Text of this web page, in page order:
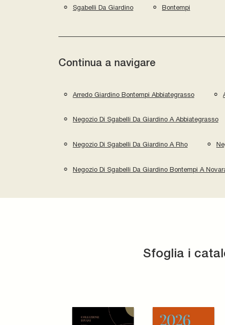
Sgabelli Da Giardino Bontempi
Continua a navigare
Arredo Giardino Bontempi Abbiategrasso
Negozio Di Sgabelli Da Giardino A Abbiategrasso
Negozio Di Sgabelli Da Giardino A Rho
Negozio Di Sgabelli Da Giardino Bontempi A
Sfoglia i